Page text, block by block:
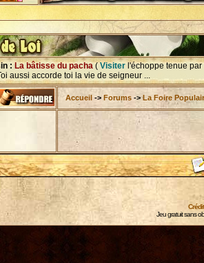
: La bâtisse du pacha ( Visiter l'échoppe tenue par
aussi accorde toi la vie de seigneur ...
Accueil -> Forums ->La Foire
Jeu gratuit sans